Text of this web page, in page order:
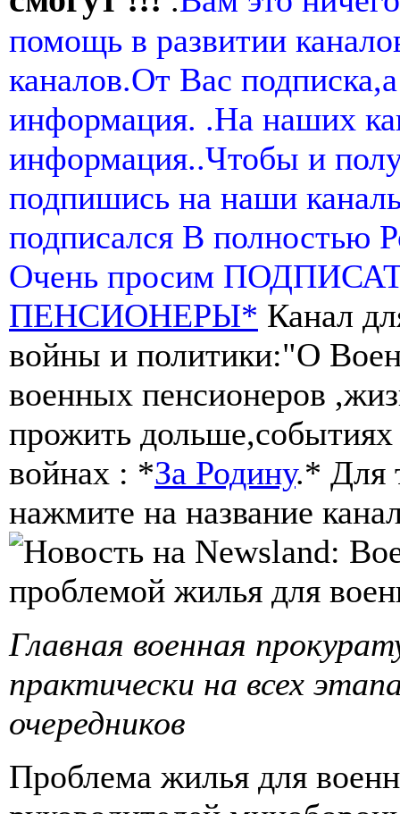
помощь в развитии
каналов.От Вас
информация. .На наших
информация..Чтобы и
подпишись на наши
подписался В полностью
Очень просим
ПЕНСИОНЕРЫ* Канал
войны и политики:"О
военных пенсионеров
прожить
войнах : *За Родину.* Для
нажмите на название
Главная военная
практически на всех
очередников
Проблема жилья для